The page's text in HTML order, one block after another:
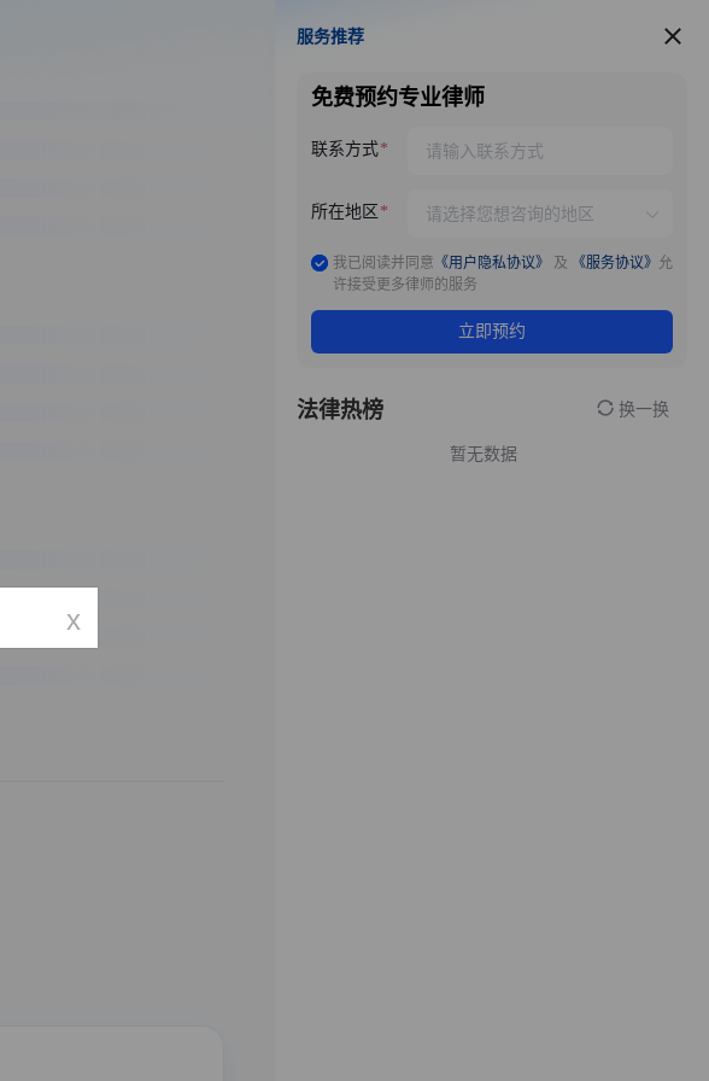
服务推荐
服务推荐
免费预约专业律师
联系方式
所在地区
我已阅读并同意 《用户隐私协议》 及 《服务协议》 允
许接受更多律师的服务
立即预约
法律热榜 换一换
暂无数据
x